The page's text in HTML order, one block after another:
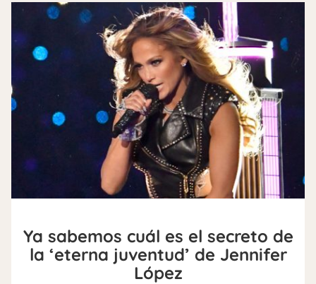
Ya sabemos cuál es el secreto de
la ‘eterna juventud’ de Jennifer
López